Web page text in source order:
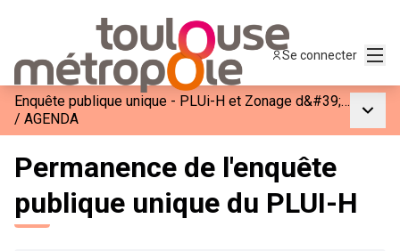
Se connecter
Enquête publique unique - PLUi-H et Zonage d&#39;Assainissement de Toulouse Métropole
/ AGENDA
Permanence de l'enquête
publique unique du PLUI-H